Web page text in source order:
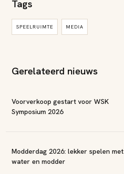
Tags
SPEELRUIMTE MEDIA
Gerelateerd nieuws
Voorverkoop gestart voor WSK
Symposium 2026
Modderdag 2026: lekker spelen met
water en modder